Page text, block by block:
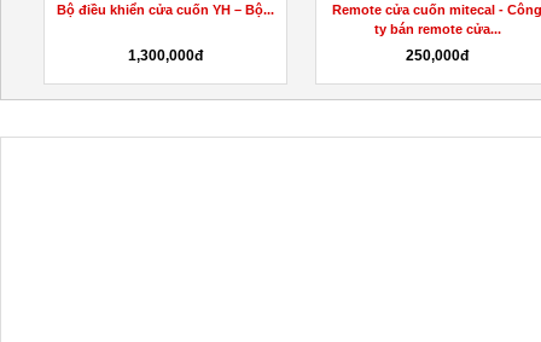
Bộ điều khiển cửa cuốn YH – Bộ...
1,300,000đ
Remote cửa cuốn mitecal -
ty bán remote cửa...
250,000đ